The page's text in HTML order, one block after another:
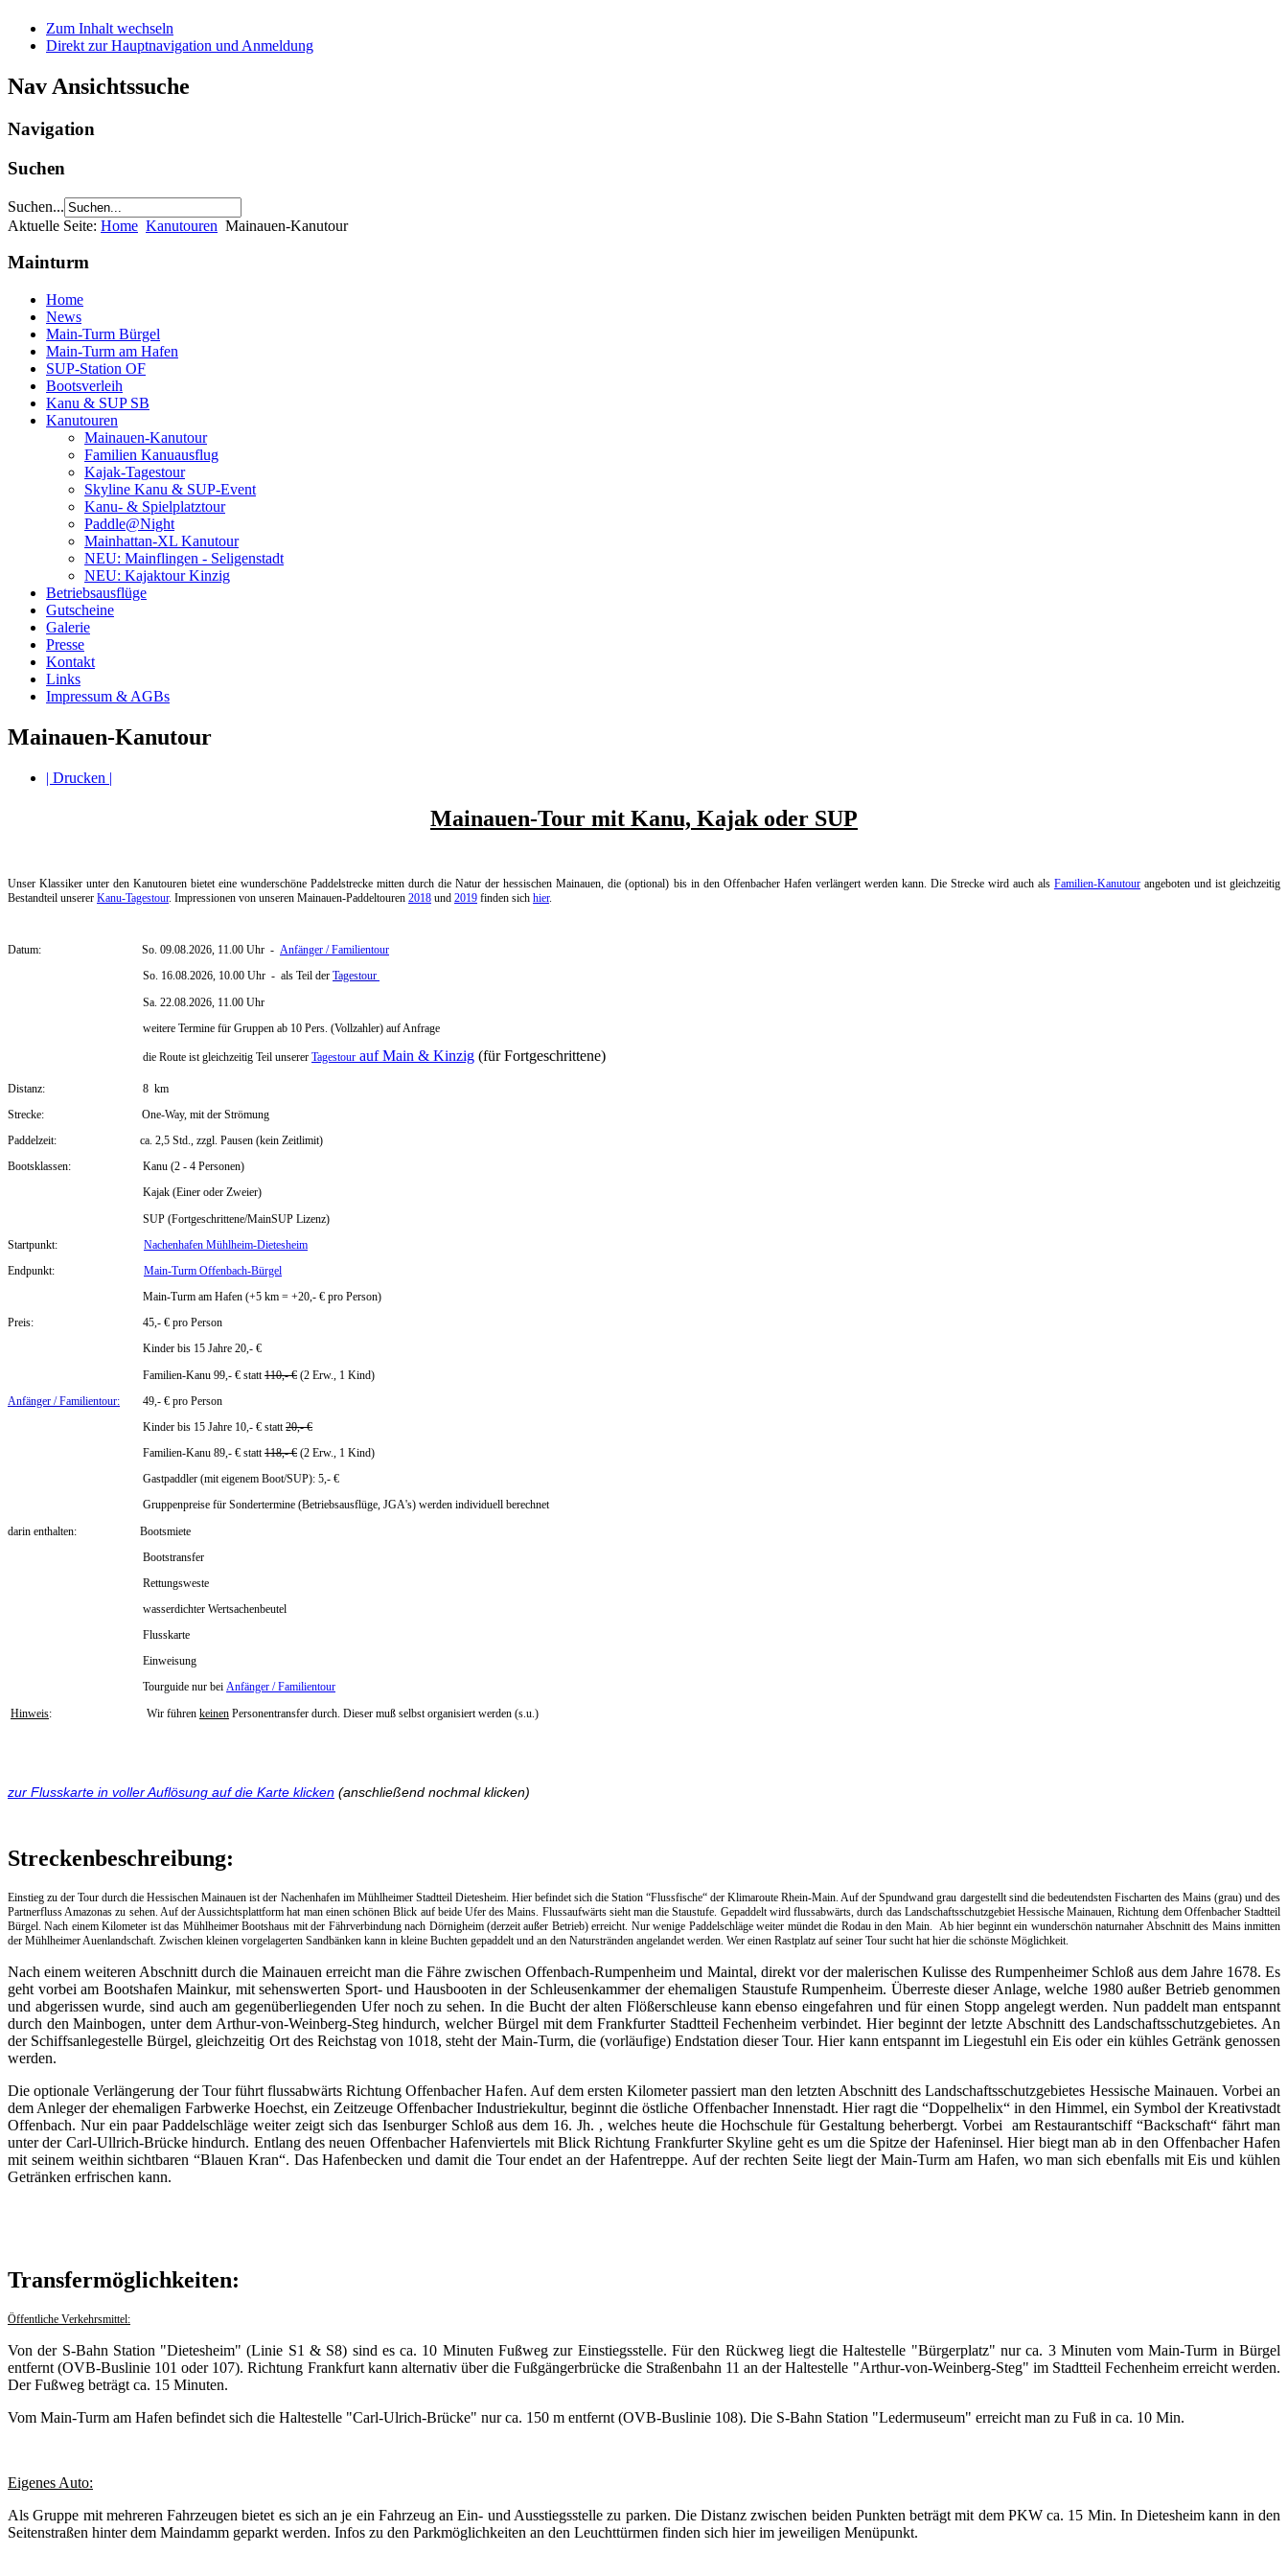
Zum Inhalt wechseln
Direkt zur Hauptnavigation und Anmeldung
Nav Ansichtssuche
Navigation
Suchen
Suchen...
Aktuelle Seite: Home Kanutouren Mainauen-Kanutour
Mainturm
Home
News
Main-Turm Bürgel
Main-Turm am Hafen
SUP-Station OF
Bootsverleih
Kanu & SUP SB
Kanutouren
Mainauen-Kanutour
Familien Kanuausflug
Kajak-Tagestour
Skyline Kanu & SUP-Event
Kanu- & Spielplatztour
Paddle@Night
Mainhattan-XL Kanutour
NEU: Mainflingen - Seligenstadt
NEU: Kajaktour Kinzig
Betriebsausflüge
Gutscheine
Galerie
Presse
Kontakt
Links
Impressum & AGBs
Mainauen-Kanutour
| Drucken |
Mainauen-Tour mit Kanu, Kajak oder SUP
Unser Klassiker unter den Kanutouren bietet eine wunderschöne Paddelstrecke mitten durch die Natur der hessischen Mainauen, die (optional) bis in den Offenbacher Hafen verlängert werden kann. Die Strecke wird auch als Familien-Kanutourangeboten und ist gleichzeitig
Bestandteil unserer Kanu-Tagestour. Impressionen von unseren Mainauen-Paddeltouren 2018 und 2019 finden sich hier.
Datum: So. 09.08.2026, 11.00 Uhr - Anfänger / Familientour
So. 16.08.2026, 10.00 Uhr - als Teil der Tagestour
Sa. 22.08.2026 , 11.00 Uhr
weitere Termine für Gruppen ab 10 Pers. (Vollzahler) auf Anfrage
die Route ist gleichzeitig Teil unserer Tagestour auf Main & Kinzig (für Fortgeschrittene)
Distanz: 8 km
Strecke:
One-Way, mit der Strömung
Paddelzeit: ca. 2,5 Std., zzgl. Pausen (kein Zeitlimit)
Bootsklassen:
Kanu (2 - 4 Personen)
Kajak (Einer oder Zweier)
SUP (Fortgeschrittene/MainSUP Lizenz)
Startpunkt:
Nachenhafen Mühlheim-Dietesheim
Endpunkt:
Main-Turm Offenbach-Bürgel
Main-Turm am Hafen (+5 km = +20,- € pro Person)
Preis: 45,- € pro Person
Kinder bis 15 Jahre 20,- €
Familien-Kanu 99,- € statt 110,- € (2 Erw., 1 Kind)
Anfänger / Familientour: 49 ,- € pro Person
Kinder bis 15 Jahre 10,- € statt20,- €
Familien-Kanu 89,- € statt118,- € (2 Erw., 1 Kind)
Gastpaddler (mit eigenem Boot/SUP): 5,- €
Gruppenpreise für Sondertermine (Betriebsausflüge, JGA's) werden individuell berechnet
darin enthalten:
Bootsmiete
Bootstransfer
Rettungsweste
wasserdichter Wertsachenbeutel
Flusskarte
Einweisung
Tourguide nur bei Anfänger / Familientour
Hinweis: Wir führen keinen Personentransfer durch. Dieser muß selbst organisiert werden (s.u.)
zur Flusskarte in voller Auflösung auf die Karte klicken (anschließend nochmal klicken)
Streckenbeschreibung:
Einstieg zu der Tour durch die Hessischen Mainauen ist der Nachenhafen im Mühlheimer Stadtteil Dietesheim. Hier befindet sich die Station “Flussfische“ der Klimaroute Rhein-Main. Auf der Spundwand grau dargestellt sind die bedeutendsten Fischarten des Mains (grau) und des
Partnerfluss Amazonas zu sehen. Auf der Aussichtsplattform hat man einen schönen Blick auf beide Ufer des Mains. Flussaufwärts sieht man die Staustufe. Gepaddelt wird flussabwärts, durch das Landschaftsschutzgebiet Hessische Mainauen, Richtung dem Offenbacher Stadtteil
Bürgel. Nach einem Kilometer ist das Mühlheimer Bootshaus mit der Fährverbindung nach Dörnigheim (derzeit außer Betrieb) erreicht. Nur wenige Paddelschläge weiter mündet die Rodau in den Main. Ab hier beginnt ein wunderschön naturnaher Abschnitt des Mains inmitten
der Mühlheimer Auenlandschaft. Zwischen kleinen vorgelagerten Sandbänken kann in kleine Buchten gepaddelt und an den Naturstränden angelandet werden. Wer einen Rastplatz auf seiner Tour sucht hat hier die schönste Möglichkeit.
Nach einem weiteren Abschnitt durch die Mainauen erreicht man die Fähre zwischen Offenbach-Rumpenheim und Maintal, direkt vor der malerischen Kulisse des Rumpenheimer Schloß aus dem Jahre 1678. Es
geht vorbei am Bootshafen Mainkur, mit sehenswerten Sport- und Hausbooten in der Schleusenkammer der ehemaligen Staustufe Rumpenheim. Überreste dieser Anlage, welche 1980 außer Betrieb genommen
und abgerissen wurde, sind auch am gegenüberliegenden Ufer noch zu sehen. In die Bucht der alten Flößerschleuse kann ebenso eingefahren und für einen Stopp angelegt werden. Nun paddelt man entspannt
durch den Mainbogen, unter dem Arthur-von-Weinberg-Steg hindurch, welcher Bürgel mit dem Frankfurter Stadtteil Fechenheim verbindet. Hier beginnt der letzte Abschnitt des Landschaftsschutzgebietes. An
der Schiffsanlegestelle Bürgel, gleichzeitig Ort des Reichstag von 1018, steht der Main-Turm, die (vorläufige) Endstation dieser Tour. Hier kann entspannt im Liegestuhl ein Eis oder ein kühles Getränk genossen
werden.
Die optionale Verlängerung der Tour führt flussabwärts Richtung Offenbacher Hafen. Auf dem ersten Kilometer passiert man den letzten Abschnitt des Landschaftsschutzgebietes Hessische Mainauen. Vorbei an
dem Anleger der ehemaligen Farbwerke Hoechst, ein Zeitzeuge Offenbacher Industriekultur, beginnt die östliche Offenbacher Innenstadt. Hier ragt die “Doppelhelix“ in den Himmel, ein Symbol der Kreativstadt
Offenbach. Nur ein paar Paddelschläge weiter zeigt sich das Isenburger Schloß aus dem 16. Jh. , welches heute die Hochschule für Gestaltung beherbergt. Vorbei
am Restaurantschiff “Backschaft“ fährt man
unter der Carl-Ullrich-Brücke hindurch. Entlang des neuen Offenbacher Hafenviertels mit Blick Richtung Frankfurter Skyline geht es um die Spitze der Hafeninsel. Hier biegt man ab in den Offenbacher Hafen
mit seinem weithin sichtbaren “Blauen Kran“. Das Hafenbecken und damit die Tour endet an der Hafentreppe. Auf der rechten Seite liegt der Main-Turm am Hafen, wo man sich ebenfalls mit Eis und kühlen
Getränken erfrischen kann.
Transfermöglichkeiten:
Öffentliche Verkehrsmittel:
Von der S-Bahn Station "Dietesheim" (Linie S1 & S8) sind es ca. 10 Minuten Fußweg zur Einstiegsstelle. Für den Rückweg liegt die Haltestelle "Bürgerplatz" nur ca. 3 Minuten vom Main-Turm in Bürgel
entfernt (OVB-Buslinie 101 oder 107). Richtung Frankfurt kann alternativ über die Fußgängerbrücke die Straßenbahn 11 an der Haltestelle "Arthur-von-Weinberg-Steg" im Stadtteil Fechenheim erreicht werden.
Der Fußweg beträgt ca. 15 Minuten.
Vom Main-Turm am Hafen befindet sich die Haltestelle "Carl-Ulrich-Brücke" nur ca. 150 m entfernt (OVB-Buslinie 108). Die S-Bahn Station "Ledermuseum" erreicht man zu Fuß in ca. 10 Min.
Eigenes Auto:
Als Gruppe mit mehreren Fahrzeugen bietet es sich an je ein Fahrzeug an Ein- und Ausstiegsstelle zu parken. Die Distanz zwischen beiden Punkten beträgt mit dem PKW ca. 15 Min. In Dietesheim kann in den
Seitenstraßen hinter dem Maindamm geparkt werden. Infos zu den Parkmöglichkeiten an den Leuchttürmen finden sich hier im jeweiligen Menüpunkt.